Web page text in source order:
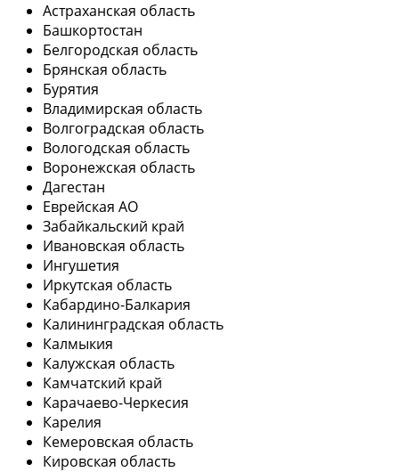
Астраханская область
Башкортостан
Белгородская область
Брянская область
Бурятия
Владимирская область
Волгоградская область
Вологодская область
Воронежская область
Дагестан
Еврейская АО
Забайкальский край
Ивановская область
Ингушетия
Иркутская область
Кабардино-Балкария
Калининградская область
Калмыкия
Калужская область
Камчатский край
Карачаево-Черкесия
Карелия
Кемеровская область
Кировская область